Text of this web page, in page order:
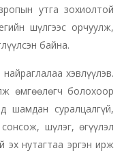
утга зохиолтой
шүлгээс орчуулж,
байна.
хэвлүүлэв.
өмгөөлөгч болохоор
шамдан суралцалгүй,
шүлэг, өгүүлэл
эх нутагтаа эргэн ирж